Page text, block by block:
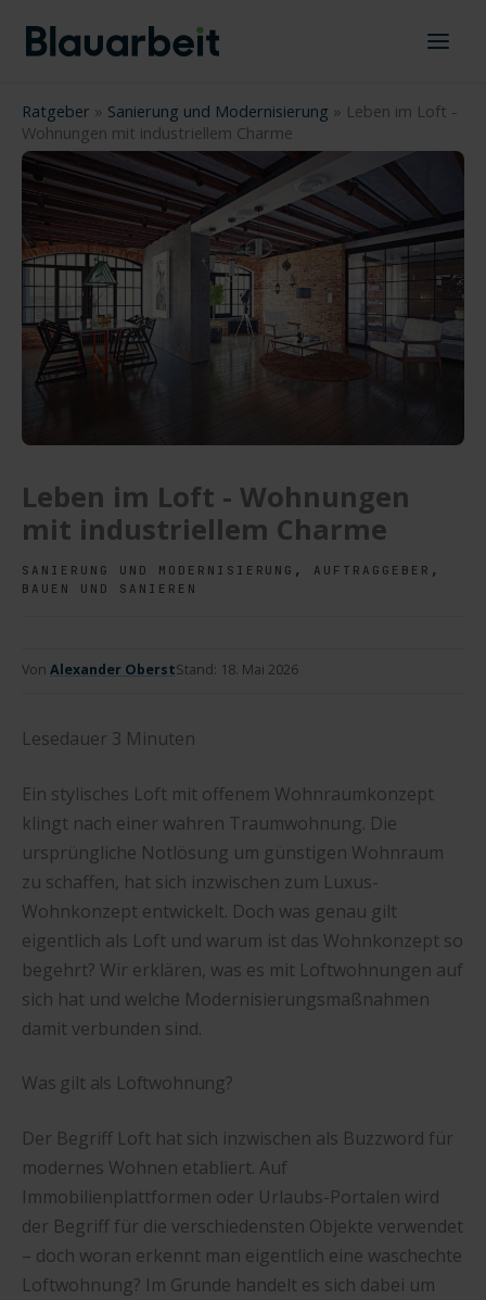
Inhalt
springen
Ratgeber » Sanierung und Modernisierung » Leben im Loft -
Wohnungen mit industriellem Charme
Leben im Loft - Wohnungen
mit industriellem Charme
SANIERUNG UND MODERNISIERUNG , AUFTRAGGEBER ,
BAUEN UND SANIEREN
Von Alexander OberstStand: 18. Mai 2026
Lesedauer 3 Minuten
Ein stylisches Loft mit offenem Wohnraumkonzept
klingt nach einer wahren Traumwohnung. Die
ursprüngliche Notlösung um günstigen Wohnraum
zu schaffen, hat sich inzwischen zum Luxus-
Wohnkonzept entwickelt. Doch was genau gilt
eigentlich als Loft und warum ist das Wohnkonzept so
begehrt? Wir erklären, was es mit Loftwohnungen auf
sich hat und welche Modernisierungsmaßnahmen
damit verbunden sind.
Was gilt als Loftwohnung?
Der Begriff Loft hat sich inzwischen als Buzzword für
modernes Wohnen etabliert. Auf
Immobilienplattformen oder Urlaubs-Portalen wird
der Begriff für die verschiedensten Objekte verwendet
– doch woran erkennt man eigentlich eine waschechte
Loftwohnung? Im Grunde handelt es sich dabei um